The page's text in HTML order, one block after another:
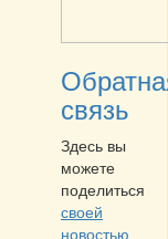
связь
Здесь вы
можете
поделиться
своей
новостью